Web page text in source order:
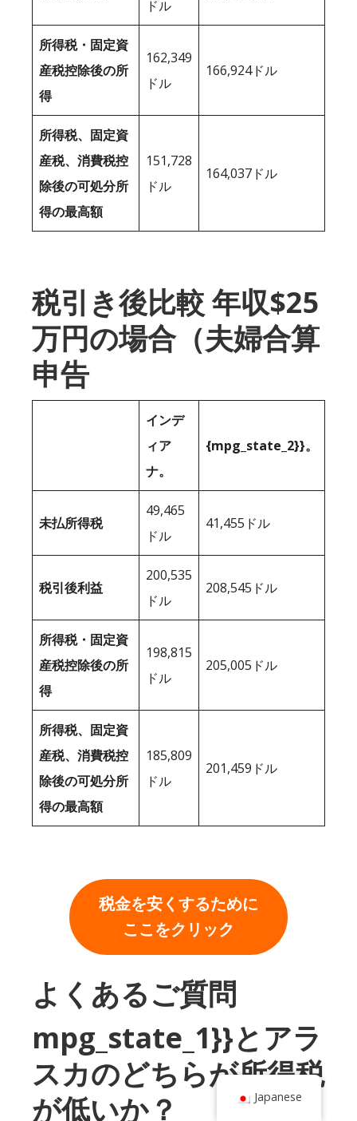
ドル
所得税・固定資
産税控除後の所
得
162,349
ドル
166,924ドル
所得税、固定資
産税、消費税控
除後の可処分所
得の最高額
151,728
ドル
164,037ドル
税引き後比較 年収$25
万円の場合（夫婦合算
申告
インデ
ィア
ナ。
{mpg_state_2}}。
未払所得税
49,465
ドル
41,455ドル
税引後利益
200,535
ドル
208,545ドル
所得税・固定資
産税控除後の所
得
198,815
ドル
205,005ドル
所得税、固定資
産税、消費税控
除後の可処分所
得の最高額
185,809
ドル
201,459ドル
税金を安くするために
ここをクリック
よくあるご質問
mpg_state_1}}とアラ
スカのどちらが所得税
が低いか？
Japanese